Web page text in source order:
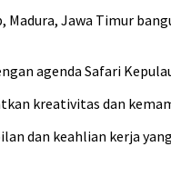
Jawa Timur
agenda Safari
kreativitas dan
dan keahlian kerja